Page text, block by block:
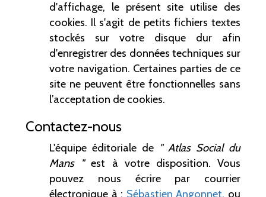
d'affichage, le présent site utilise des
cookies. Il s'agit de petits fichiers textes
stockés sur votre disque dur afin
d'enregistrer des données techniques sur
votre navigation. Certaines parties de ce
site ne peuvent être fonctionnelles sans
l’acceptation de cookies.
Contactez-nous
L'équipe éditoriale de " Atlas Social du
Mans "est à votre disposition. Vous
pouvez nous écrire par courrier
électronique à : Sébastien Angonnet, ou